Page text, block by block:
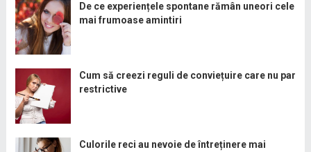
De ce experiențele spontane rămân uneori cele
mai frumoase amintiri
Cum să creezi reguli de conviețuire care nu par
restrictive
Culorile reci au nevoie de întreținere mai